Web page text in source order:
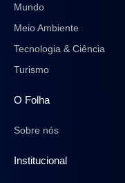
Mundo
Meio Ambiente
Tecnologia & Ciência
Turismo
O Folha
Sobre nós
Institucional